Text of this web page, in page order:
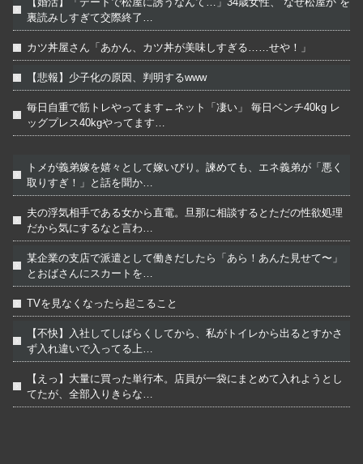
裏読みしすぎて交際終了…
カツ丼屋さん「あかん、カツ丼が美味しすぎる……せや！」
【悲報】少子化の原因、判明するwww
毎日自重で筋トレやってます←ネット「凄い」 毎日ベンチ40kg レ
ッグプレス40kgやってます…
トメが義弟嫁を嬉々として嫁いびり。諫めても、エネ義弟が「悪く
取りすぎ！」と話を聞か…
夫の浮気相手である女から直電。旦那に相談するとただの性欲処理
だから気にするなと言わ…
某企業の支店で派遣として働きだしたら「あら！あんた見せて〜」
とおばさんにスカートを…
TVを見なくなったら起こること
【不快】入社してしばらくしてから、私がトイレから出るとすかさ
ず入れ違いで入ってる上…
【えっ】大量に買った単行本。店員が一袋にまとめて入れようとし
てたが、全部入りきらな…